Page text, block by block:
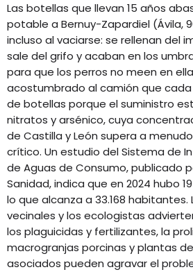
Las botellas que llevan 15 años
potable a Bernuy-Zapardiel (Ávila,
incluso al vaciarse: se rellenan del
sale del grifo y acaban en los
para que los perros no meen en
acostumbrado al camión que
de botellas porque el suministro
nitratos y arsénico, cuya
de Castilla y León supera a
crítico. Un estudio del Sistema de
de Aguas de Consumo, publicado
Sanidad, indica que en 2024 hubo
lo que alcanza a 33.168
vecinales y los ecologistas
los plaguicidas y fertilizantes, la
macrogranjas porcinas y plantas
asociados pueden agravar el